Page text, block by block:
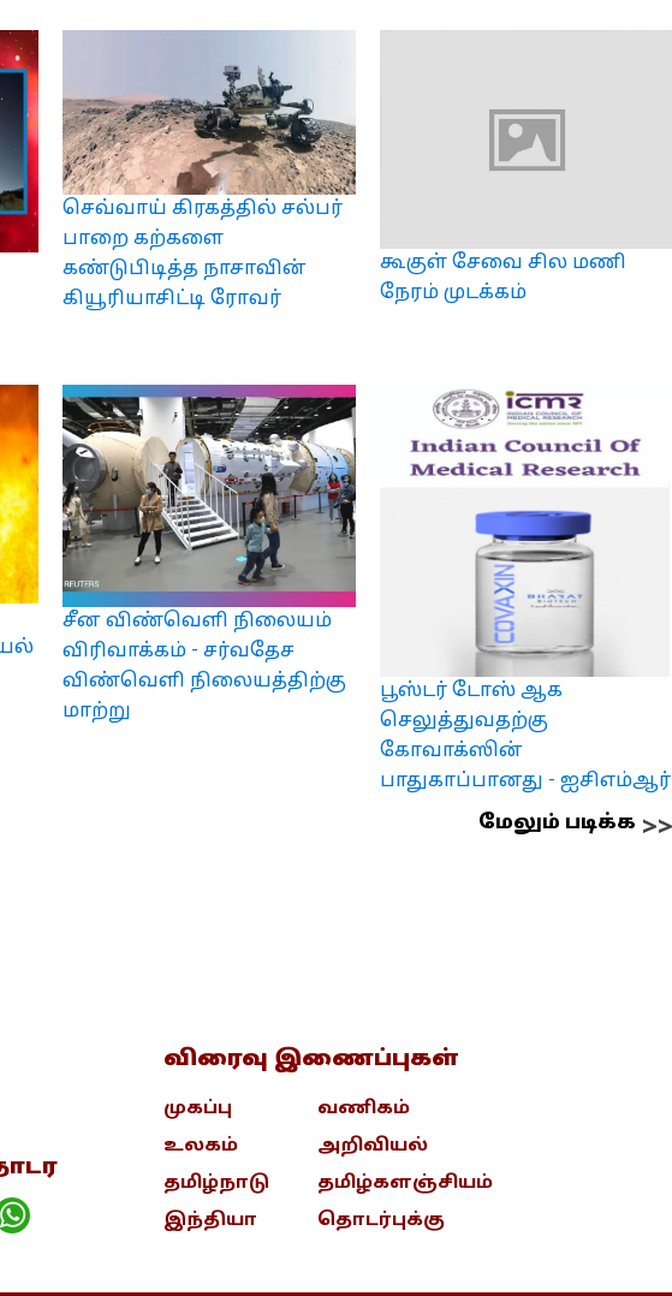
செவ்வாய் கிரகத்தில் சல்பர்
பாறை கற்களை
கண்டுபிடித்த நாசாவின்
கியூரியாசிட்டி ரோவர்
கூகுள் சேவை சில மணி
நேரம் முடக்கம்
சீன விண்வெளி நிலையம்
விரிவாக்கம் - சர்வதேச
விண்வெளி நிலையத்திற்கு
மாற்று
பூஸ்டர் டோஸ் ஆக
செலுத்துவதற்கு
கோவாக்ஸின்
பாதுகாப்பானது - ஐசிஎம்ஆர்
மேலும் படிக்க
விரைவு இணைப்புகள்
முகப்பு
உலகம்
தமிழ்நாடு
இந்தியா
வணிகம்
அறிவியல்
தமிழ்களஞ்சியம்
தொடர்புக்கு